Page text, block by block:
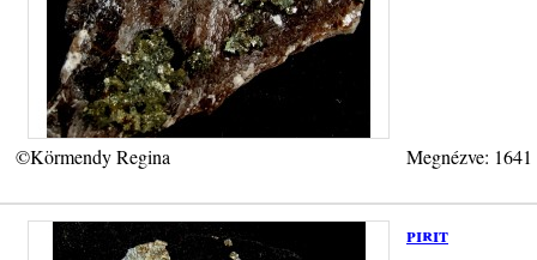
©Körmendy Regina Megnézve:
pirit